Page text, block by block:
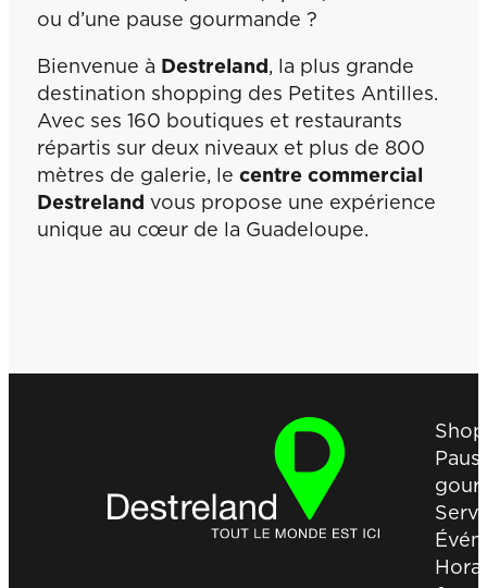
ou d’une pause gourmande ?
Bienvenue à Destreland, la plus grande
destination shopping des Petites Antilles.
Avec ses 160 boutiques et restaurants
répartis sur deux niveaux et plus de 800
mètres de galerie, le centre commercial
Destreland vous propose une expérience
unique au cœur de la Guadeloupe.